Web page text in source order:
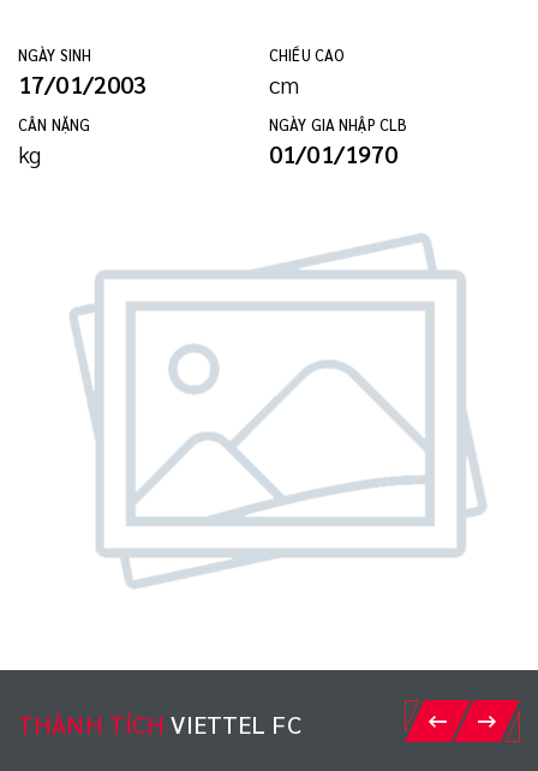
NGÀY SINH
17/01/2003
CHIỀU CAO
cm
CÂN NẶNG
kg
NGÀY GIA NHẬP CLB
01/01/1970
THÀNH TÍCHVIETTEL FC